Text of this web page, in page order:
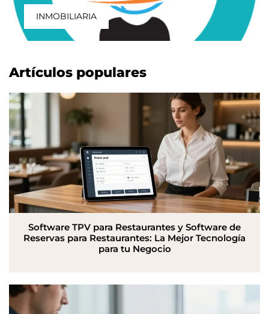
INMOBILIARIA
Artículos populares
Software TPV para Restaurantes y Software de
Reservas para Restaurantes: La Mejor Tecnología
para tu Negocio